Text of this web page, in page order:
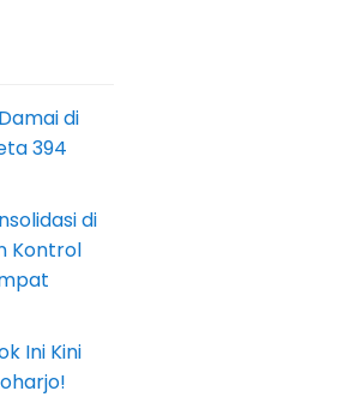
di
394
di
Kontrol
Ini Kini